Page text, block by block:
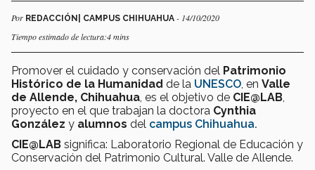
Por REDACCIÓN| CAMPUS CHIHUAHUA - 14/10/2020
Tiempo estimado de lectura:4 mins
Promover el cuidado y conservación del Patrimonio
Histórico de la Humanidad de la UNESCO , en Valle
de Allende, Chihuahua , es el objetivo de CIE@LAB
proyecto en el que trabajan la doctora Cynthia
González y alumnos del campus Chihuahua.
CIE@LAB significa: Laboratorio Regional de Educación y
Conservación del Patrimonio Cultural. Valle de Allende.